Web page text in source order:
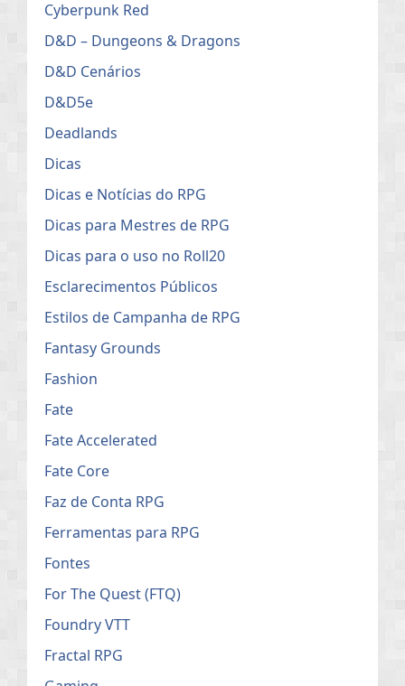
Cyberpunk Red
D&D – Dungeons & Dragons
D&D Cenários
D&D5e
Deadlands
Dicas
Dicas e Notícias do RPG
Dicas para Mestres de RPG
Dicas para o uso no Roll20
Esclarecimentos Públicos
Estilos de Campanha de RPG
Fantasy Grounds
Fashion
Fate
Fate Accelerated
Fate Core
Faz de Conta RPG
Ferramentas para RPG
Fontes
For The Quest (FTQ)
Foundry VTT
Fractal RPG